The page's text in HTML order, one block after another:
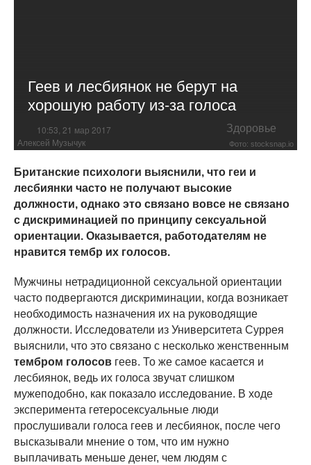
Геев и лесбиянок не берут на
хорошую работу из-за голоса
10:53, 21 мар 2017 Здоровье
Алексей Музычук Фото: stocksnap.io
Британские психологи выяснили, что геи и
лесбиянки часто не получают высокие
должности, однако это связано вовсе не связано
с дискриминацией по принципу сексуальной
ориентации. Оказывается, работодателям не
нравится тембр их голосов.
Мужчины нетрадиционной сексуальной ориентации
часто подвергаются дискриминации, когда возникает
необходимость назначения их на руководящие
должности. Исследователи из Университета Суррея
выяснили, что это связано с несколько женственным
тембром голосов геев. То же самое касается и
лесбиянок, ведь их голоса звучат слишком
мужеподобно, как показало исследование. В ходе
эксперимента гетеросексуальные люди
прослушивали голоса геев и лесбиянок, после чего
высказывали мнение о том, что им нужно
выплачивать меньше денег, чем людям с